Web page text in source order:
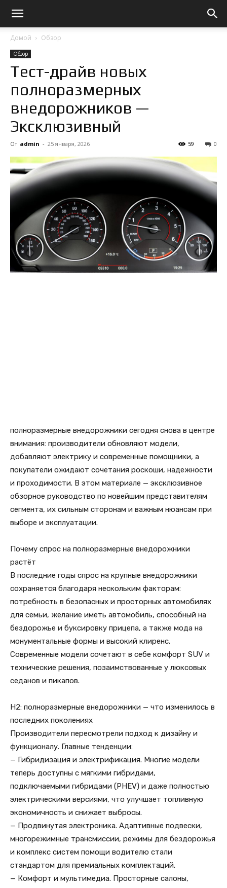
Домой Обзор
Обзор
Тест-драйв новых
полноразмерных
внедорожников —
Эксклюзивный
От admin - 25 января, 2026 0
59
полноразмерные внедорожники сегодня снова в центре
внимания: производители обновляют модели,
добавляют электрику и современные помощники, а
покупатели ожидают сочетания роскоши, надежности
и проходимости. В этом материале — эксклюзивное
обзорное руководство по новейшим представителям
сегмента, их сильным сторонам и важным нюансам при
выборе и эксплуатации.
Почему спрос на полноразмерные внедорожники
растёт
В последние годы спрос на крупные внедорожники
сохраняется благодаря нескольким факторам:
потребность в безопасных и просторных автомобилях
для семьи, желание иметь автомобиль, способный на
бездорожье и буксировку прицепа, а также мода на
монументальные формы и высокий клиренс.
Современные модели сочетают в себе комфорт SUV и
технические решения, позаимствованные у люксовых
седанов и пикапов.
H2: полноразмерные внедорожники — что изменилось в
последних поколениях
Производители пересмотрели подход к дизайну и
функционалу. Главные тенденции:
— Гибридизация и электрификация. Многие модели
теперь доступны с мягкими гибридами,
подключаемыми гибридами (PHEV) и даже полностью
электрическими версиями, что улучшает топливную
экономичность и снижает выбросы.
— Продвинутая электроника. Адаптивные подвески,
многорежимные трансмиссии, режимы для бездорожья
и комплекс систем помощи водителю стали
стандартом для премиальных комплектаций.
— Комфорт и мультимедиа. Просторные салоны,